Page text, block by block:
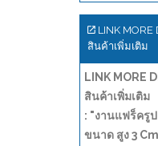
LINK MORE
สินค้าเพิ่มเติม
LINK MORE
สินค้าเพิ่มเติม
: "งานแฟร็ครู
ขนาด สูง 3